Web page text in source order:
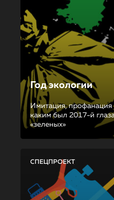
Год экологии
Имитация,
каким был 2017-й
«зеленых»
СПЕЦПРОЕКТ